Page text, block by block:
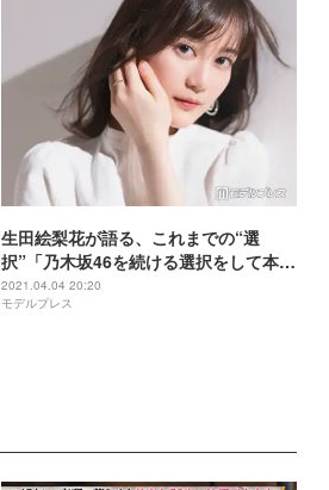
生田絵梨花が語る、これまでの“選
択”「乃木坂46を続ける選択をして本当
に良かった」
2021.04.04 20:20
モデルプレス